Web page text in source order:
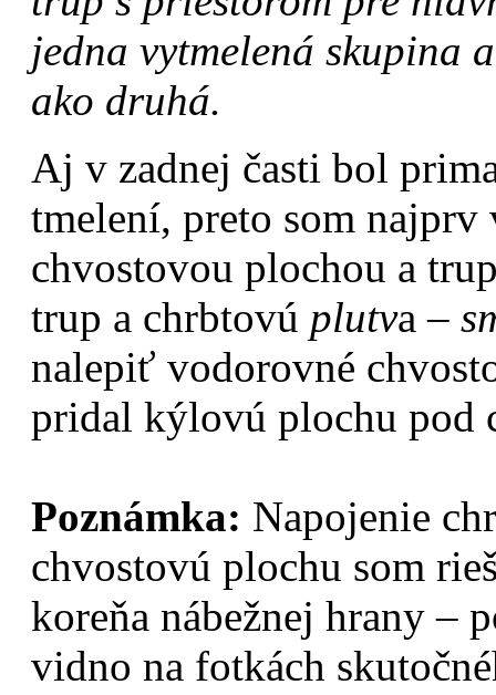
jedna vytmelená skupina
ako druhá.
Aj v zadnej časti bol
tmelení, preto som
chvostovou plochou a
trup a chrbtovú plutva –
nalepiť vodorovné
pridal kýlovú plochu pod
Poznámka: Napojenie
chvostovú plochu som
koreňa nábežnej hrany –
vidno na fotkách